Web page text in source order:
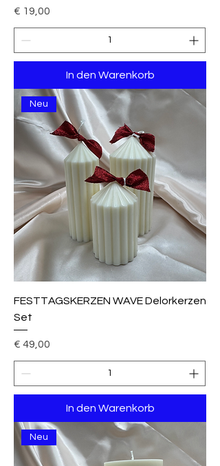
Preis
€ 19,00
In den Warenkorb
Neu
FESTTAGSKERZEN WAVE Delorkerzen
Set
Preis
€ 49,00
In den Warenkorb
Neu